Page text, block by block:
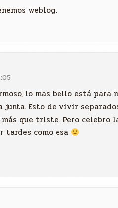
weblog.
lo mas bello está para
junta. Esto de vivir
más que triste. Pero celebro
tardes como esa